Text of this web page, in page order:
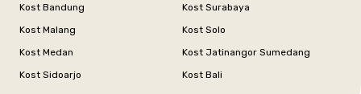
Kost Bandung
Kost Surabaya
Kost Malang
Kost Solo
Kost Medan
Kost Jatinangor Sumedang
Kost Sidoarjo
Kost Bali